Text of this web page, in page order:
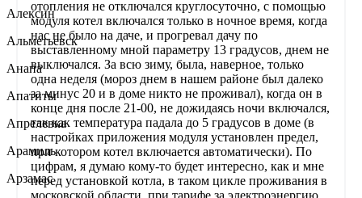
отопления не отключался круглосуточно, с помощью
модуля котел включался только в ночное время, когда
нас не было на даче, и прогревал дачу по
выставленному мной параметру 13 градусов, днем не
выключался. За всю зиму, была, наверное, только
одна неделя (мороз днем в нашем районе был далеко
за минус 20 и в доме никто не проживал), когда он в
конце дня после 21-00, не дожидаясь ночи включался,
так как температура падала до 5 градусов в доме (в
настройках приложения модуля установлен предел,
при котором котел включается автоматически). По
цифрам, я думаю кому-то будет интересно, как и мне
перед установкой котла, в таком цикле проживания в
московской области, при тарифе за электроэнергию
Алексин
Альметьевск
Анапа
Апатиты
Апрелевка
Арамиль
Арзамас